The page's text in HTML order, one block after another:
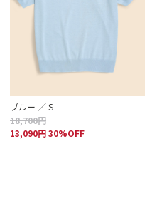
ブルー ／ S
18,700円
13,090円 30%OFF